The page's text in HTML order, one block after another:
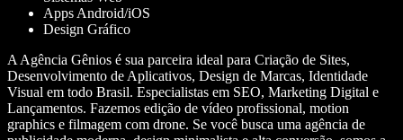
Apps Android/iOS
Design Gráfico
A Agência Gênios é sua parceira ideal para Criação de Sites,
Desenvolvimento de Aplicativos, Design de Marcas, Identidade
Visual em todo Brasil. Especialistas em SEO, Marketing Digital e
Lançamentos. Fazemos edição de vídeo profissional, motion
graphics e filmagem com drone. Se você busca uma agência de